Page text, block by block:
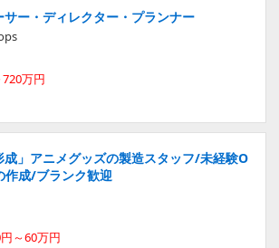
ー・ディレクター・プランナー
万円
成」アニメグッズの製造スタッフ/未経験O
作成/ブランク歓迎
～60万円